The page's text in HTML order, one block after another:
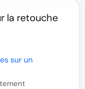
la retouche
sur un